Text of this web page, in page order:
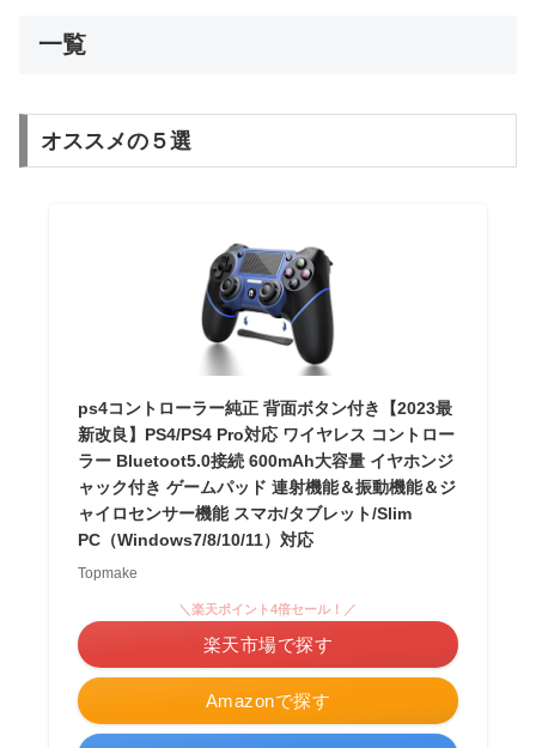
一覧
オススメの５選
ps4コントローラー純正 背面ボタン付き【2023最
新改良】PS4/PS4 Pro対応 ワイヤレス コントロー
ラー Bluetoot5.0接続 600mAh大容量 イヤホンジ
ャック付き ゲームパッド 連射機能＆振動機能＆ジ
ャイロセンサー機能 スマホ/タブレット/Slim
PC（Windows7/8/10/11）対応
Topmake
Amazonで探す
＼楽天ポイント4倍セール！／
楽天市場で探す